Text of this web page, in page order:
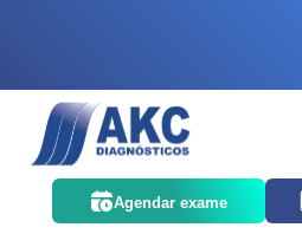
Agendar exame